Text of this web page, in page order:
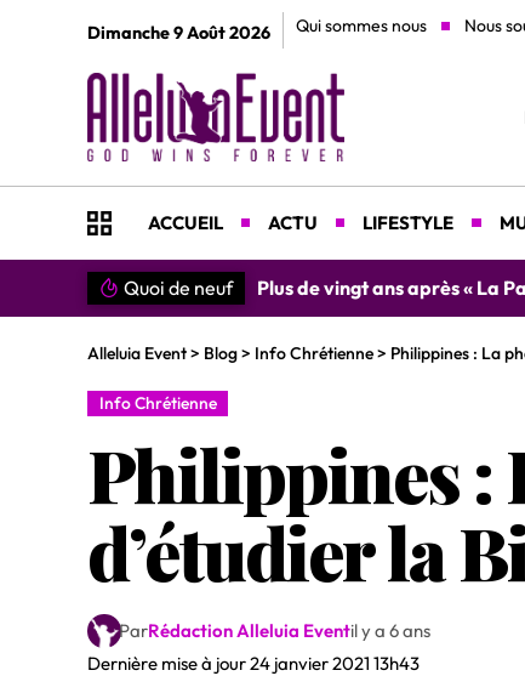
Dimanche 9 Août 2026 Qui sommes nous Nous
ACCUEIL ACTU LIFESTYLE
Quoi de neuf »SIMPLEMENT MERCI » :
Alleluia Event> Blog> Info Chrétienne> Philippines : La
Info Chrétienne
Philippines :
d’étudier la
Dernière mise à jour 24 janvier 2021 13h43
ParRédaction Alleluia Eventil y a 6 ans